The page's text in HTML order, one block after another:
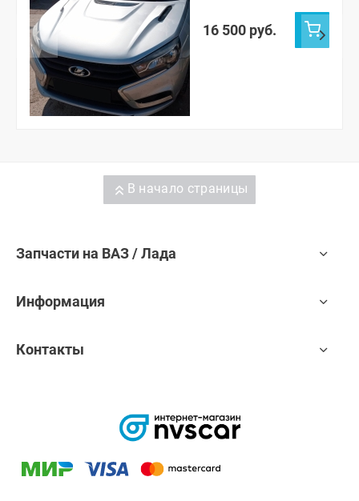
16 500 руб.
В начало страницы
Запчасти на ВАЗ / Лада
Информация
Контакты